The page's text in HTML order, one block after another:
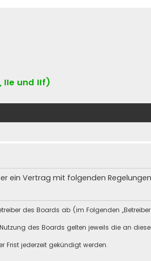
IIe und IIf)
ein Vertrag mit folgenden
des Boards ab (im Folgenden
des Boards gelten jeweils die an
Frist jederzeit gekündigt werden.